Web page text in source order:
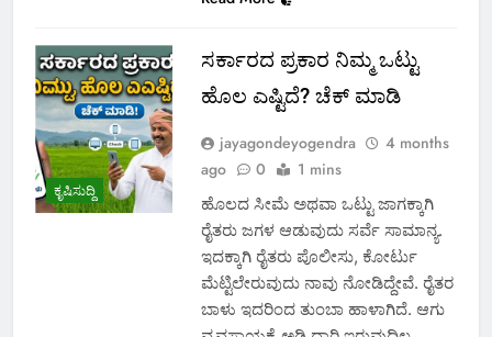
ಕೃಷಿಸುದ್ದಿ
ಸರ್ಕಾರದ ಪ್ರಕಾರ ನಿಮ್ಮ ಒಟ್ಟು
ಹೊಲ ಎಷ್ಟಿದೆ? ಚೆಕ್ ಮಾಡಿ
jayagondeyogendra
4 months
ago
0 1 mins
ಹೊಲದ ಸೀಮೆ ಅಥವಾ ಒಟ್ಟು ಜಾಗಕ್ಕಾಗಿ
ರೈತರು ಜಗಳ ಆಡುವುದು ಸರ್ವೆ ಸಾಮಾನ್ಯ.
ಇದಕ್ಕಾಗಿ ರೈತರು ಪೊಲೀಸು, ಕೋರ್ಟು
ಮೆಟ್ಟಿಲೇರುವುದು ನಾವು ನೋಡಿದ್ದೇವೆ. ರೈತರ
ಬಾಳು ಇದರಿಂದ ತುಂಬಾ ಹಾಳಾಗಿದೆ. ಆಗು